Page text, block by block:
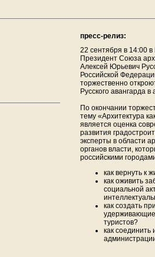
пресс-релиз:
22 сентября в 14:00
Президент Союза
Алексей Юрьевич
Российской
торжественно
Русского авангарда в
По окончании
тему «Архитектура
является оценка
развития
эксперты в области
органов власти,
российскими
как вернуть к
как оживить
социальной
как создать
удерживающие
туристов?
как соединить